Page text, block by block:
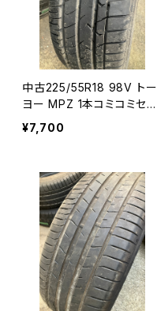
中古225/55R18 98V トー
ヨー MPZ 1本コミコミセッ
ト
¥7,700